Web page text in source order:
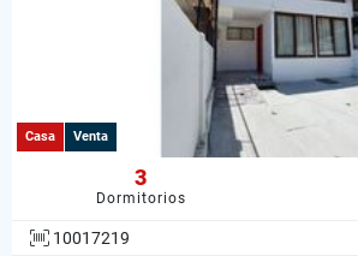
Casa Venta
3
Dormitorios
10017219